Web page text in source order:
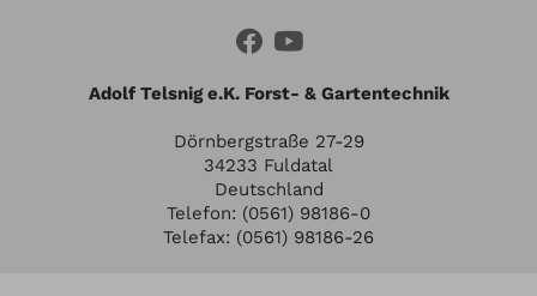
Adolf Telsnig e.K. Forst- & Gartentechnik
Dörnbergstraße 27-29
34233 Fuldatal
Deutschland
Telefon: (0561) 98186-0
Telefax: (0561) 98186-26